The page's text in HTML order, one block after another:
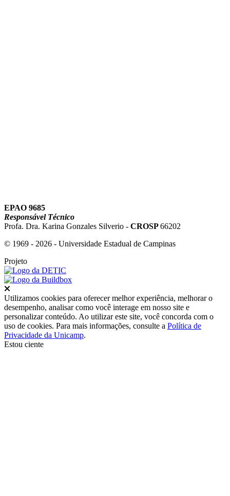
EPAO 9685
Responsável Técnico
Profa. Dra. Karina Gonzales Silverio - CROSP66202
© 1969 - 2026 - Universidade Estadual de Campinas
Projeto
Utilizamos cookies para oferecer melhor experiência, melhorar o
desempenho, analisar como você interage em nosso site e
personalizar conteúdo. Ao utilizar este site, você concorda com o
uso de cookies. Para mais informações, consulte a Política de
Privacidade da Unicamp.
Estou ciente